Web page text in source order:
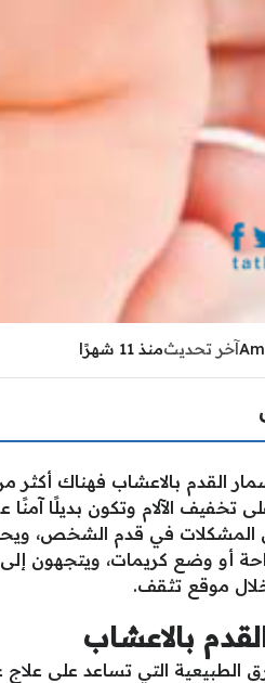
آخر تحديثمنذ 11 شهرًا
القدم بالاعشاب فهناك
تخفيف الآلام وتكون بديلًا
في قدم الشخص،
أو وضع كريمات، ويتجهون
موقع تثقف.
بالاعشاب
الطبيعية التي تساعد على